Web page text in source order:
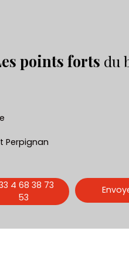
points forts du
Perpignan
4 68 38 73
53